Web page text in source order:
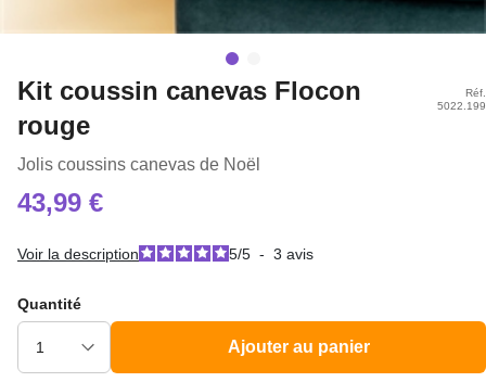
Kit coussin canevas Flocon
rouge
Jolis coussins canevas de Noël
Réf.
5022.199
43,99 €
Voir la description 5/5 - 3 avis
Quantité
Ajouter au panier